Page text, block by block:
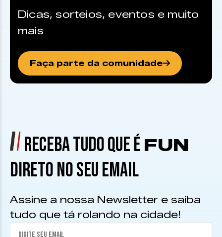
Dicas, sorteios, eventos e muito
mais
Faça parte da comunidade
RECEBA TUDO QUE É FUN
DIRETO NO SEU EMAIL
Assine a nossa Newsletter e saiba
tudo que tá rolando na cidade!